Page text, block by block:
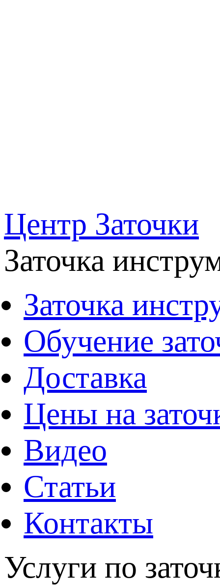
Центр Заточки
Заточка
Заточка
Обучение
Доставка
Цены на
Видео
Статьи
Контакты
Услуги по